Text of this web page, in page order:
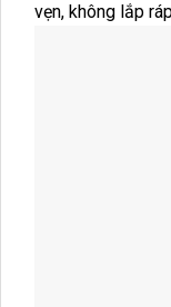
vẹn, không lắp